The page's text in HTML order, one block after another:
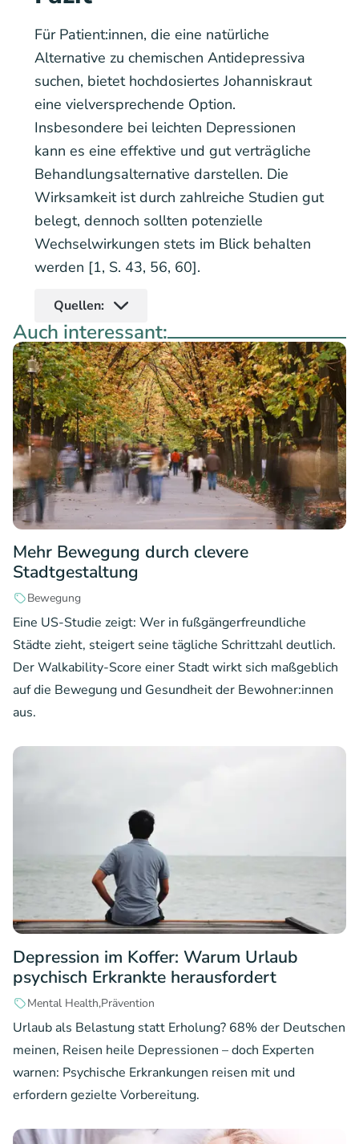
Für Patient:innen, die eine natürliche
Alternative zu chemischen Antidepressiva
suchen, bietet hochdosiertes Johanniskraut
eine vielversprechende Option.
Insbesondere bei leichten Depressionen
kann es eine effektive und gut verträgliche
Behandlungsalternative darstellen. Die
Wirksamkeit ist durch zahlreiche Studien gut
belegt, dennoch sollten potenzielle
Wechselwirkungen stets im Blick behalten
werden [1, S. 43, 56, 60].
Quellen:
Auch interessant:
Mehr Bewegung durch clevere
Stadtgestaltung
Bewegung
Eine US-Studie zeigt: Wer in fußgängerfreundliche
Städte zieht, steigert seine tägliche Schrittzahl deutlich.
Der Walkability-Score einer Stadt wirkt sich maßgeblich
auf die Bewegung und Gesundheit der Bewohner:innen
aus.
Depression im Koffer: Warum Urlaub
psychisch Erkrankte herausfordert
Mental HealthPrävention
Urlaub als Belastung statt Erholung? 68% der Deutschen
meinen, Reisen heile Depressionen – doch Experten
warnen: Psychische Erkrankungen reisen mit und
erfordern gezielte Vorbereitung.